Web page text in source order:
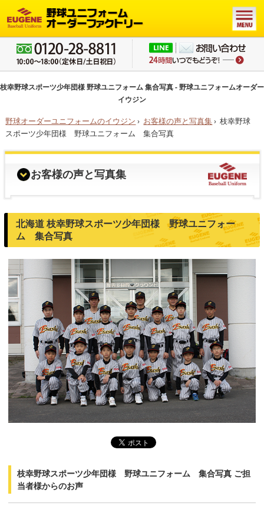
枝幸野球スポーツ少年団様 野球ユニフォーム 集合写真 - 野球ユニフォームオーダー
イウジン
野球オーダーユニフォームのイウジン › お客様の声と写真集› 枝幸野球
スポーツ少年団様 野球ユニフォーム 集合写真
お客様の声と写真集
北海道 枝幸野球スポーツ少年団様 野球ユニフォー
ム 集合写真
枝幸野球スポーツ少年団様 野球ユニフォーム 集合写真 ご担
当者様からのお声